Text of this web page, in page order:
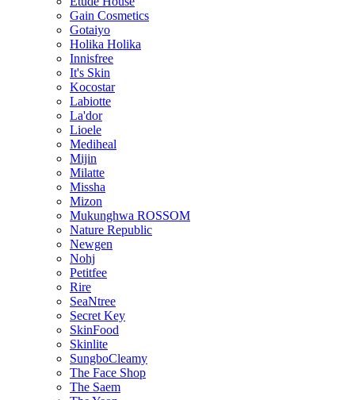
Gain Cosmetics
Gotaiyo
Holika Holika
Innisfree
It's Skin
Kocostar
Labiotte
La'dor
Lioele
Mediheal
Mijin
Milatte
Missha
Mizon
Mukunghwa ROSSOM
Nature Republic
Newgen
Nohj
Petitfee
Rire
SeaNtree
Secret Key
SkinFood
Skinlite
SungboCleamy
The Face Shop
The Saem